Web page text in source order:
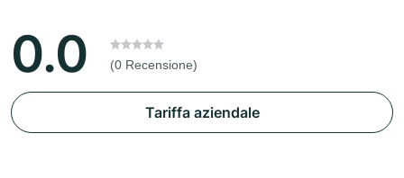
0.0 (0 Recensione)
Tariffa aziendale